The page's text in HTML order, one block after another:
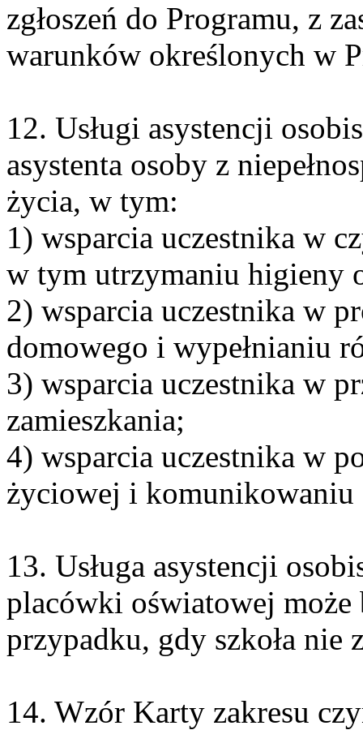
zgłoszeń do Programu, z
warunków określonych w
12. Usługi asystencji
asystenta osoby z
życia, w tym:
1) wsparcia uczestnika w
w tym utrzymaniu higieny
2) wsparcia uczestnika w
domowego i wypełnianiu
3) wsparcia uczestnika w
zamieszkania;
4) wsparcia uczestnika w
życiowej i komunikowaniu
13. Usługa asystencji
placówki oświatowej może
przypadku, gdy szkoła nie
14. Wzór Karty zakresu